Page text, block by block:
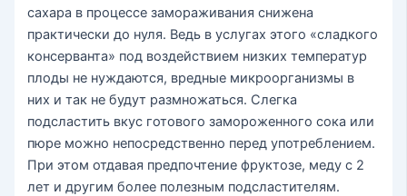
сахара в процессе замораживания снижена
практически до нуля. Ведь в услугах этого «сладкого
консерванта» под воздействием низких температур
плоды не нуждаются, вредные микроорганизмы в
них и так не будут размножаться. Слегка
подсластить вкус готового замороженного сока или
пюре можно непосредственно перед употреблением.
При этом отдавая предпочтение фруктозе, меду с 2
лет и другим более полезным подсластителям.